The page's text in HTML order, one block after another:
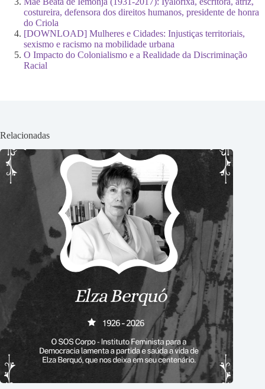
costureira, defensora dos direitos humanos, presidente de honra
do Criola
[DOWNLOAD] Mulheres e Cidades: Injustiças territoriais,
sexismo e racismo na mobilidade urbana
O Impacto do Colonialismo e a Realidade da Discriminação
Racial
Relacionadas